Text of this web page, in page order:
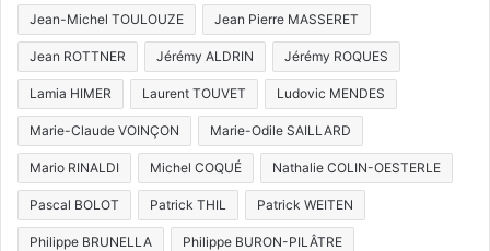
Jean-Michel TOULOUZE Jean Pierre MASSERET
Jean ROTTNER Jérémy ALDRIN Jérémy ROQUES
Lamia HIMER Laurent TOUVET Ludovic MENDES
Marie-Claude VOINÇON Marie-Odile SAILLARD
Mario RINALDI Michel COQUÉ Nathalie COLIN-OESTERLE
Pascal BOLOT Patrick THIL Patrick WEITEN
Philippe BRUNELLA Philippe BURON-PILÂTRE